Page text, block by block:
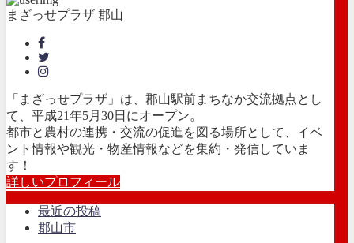
まざっせプラザ 郡山
「まざっせプラザ」は、郡山駅前まちなか交流拠点とし
て、平成21年5月30日にオープン。
都市と農村の連携・交流の促進を図る場所として、イベ
ント情報や観光・物産情報などを集約・発信していま
す！
詳しいプロフィール
最近の投稿
郡山市